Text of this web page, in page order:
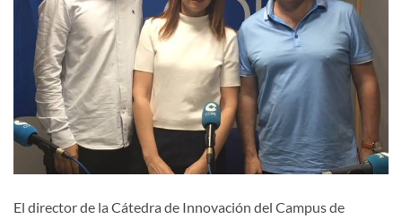
El director de la Cátedra de Innovación del Campus de